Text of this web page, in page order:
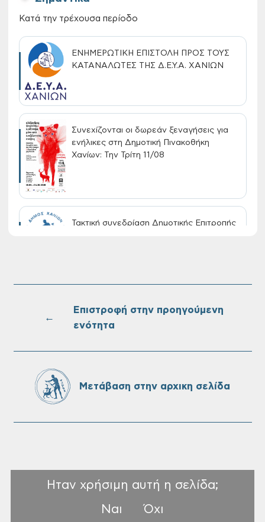
Κατά την τρέχουσα περίοδο
ΕΝΗΜΕΡΩΤΙΚΗ ΕΠΙΣΤΟΛΗ ΠΡΟΣ ΤΟΥΣ
ΚΑΤΑΝΑΛΩΤΕΣ ΤΗΣ Δ.Ε.Υ.Α. ΧΑΝΙΩΝ
Συνεχίζονται οι δωρεάν ξεναγήσεις για
ενήλικες στη Δημοτική Πινακοθήκη
Χανίων: Την Τρίτη 11/08
Τακτική συνεδρίαση Δημοτικής Επιτροπής
Επαναλειτουργία του συστήματος
Ονουφρίου
Πίνακες Κατάταξης & Βαθμολογίας,
Δήμου Χανίων
←
Επιστροφή στην προηγούμενη
ενότητα
Μετάβαση στην αρχικη σελίδα
Ηταν χρήσιμη αυτή η σελίδα;
Ναι
Όχι